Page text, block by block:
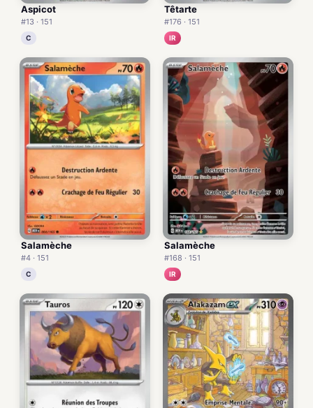
Aspicot
#13 · 151
C
Têtarte
#176 · 151
IR
Salamèche
#4 · 151
C
Salamèche
#168 · 151
IR